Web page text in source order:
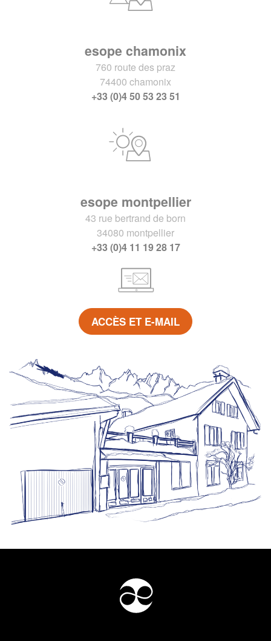
esope chamonix
760 route des praz
74400 chamonix
+33 (0)4 50 53 23 51
esope montpellier
43 rue bertrand de born
34080 montpellier
+33 (0)4 11 19 28 17
ACCÈS ET E-MAIL